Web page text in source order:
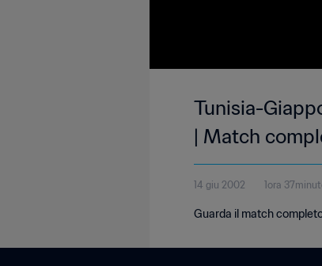
Tunisia-
| Match
14 giu 2002 1ora
Guarda il match